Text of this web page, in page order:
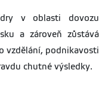
v oblasti dovozu
a zároveň zůstává
vzdělání, podnikavosti
chutné výsledky.